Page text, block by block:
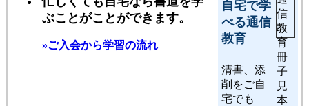
ぶことがことができます。
»ご入会から学習の流れ
自宅で学
べる通信
教育
清書、添
削をご自
宅でも